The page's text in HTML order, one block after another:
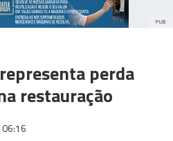
PUB
perda
restauração
06:16